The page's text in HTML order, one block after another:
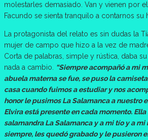
molestarles demasiado. Van y vienen por
Facundo se sienta tranquilo a contarnos su
La protagonista del relato es sin dudas la
mujer de campo que hizo a la vez de
Corta de palabras, simple y rústica, daba
nada a cambio. “Siempre acompañó a mi
abuela materna se fue, se puso la
casa cuando fuimos a estudiar y nos
honor le pusimos La Salamanca a nuestro
Elvira está presente en cada momento.
salamandra La Salamanca y a mi tío y a
siempre, les quedó grabado y le pusieron